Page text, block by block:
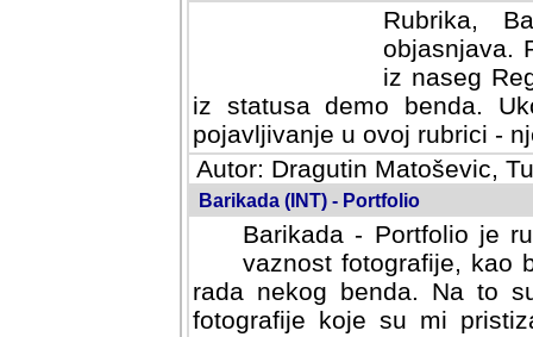
Rubrika,
objasnjava.
iz naseg
iz statusa demo benda.
pojavljivanje u ovoj rubrici -
Autor: Dragutin Matoševic,
Barikada (INT) - Portfolio
Barikada - Portfolio je
vaznost fotografije, kao
rada nekog benda. Na to
fotografije koje su mi